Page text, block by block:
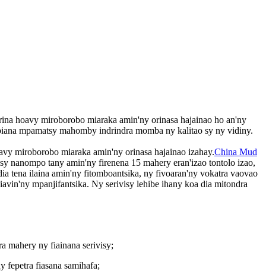
hoavy miroborobo miaraka amin'ny orinasa hajainao ho an'ny
mpamatsy mahomby indrindra momba ny kalitao sy ny vidiny.
miroborobo miaraka amin'ny orinasa hajainao izahay.China Mud
nanompo tany amin'ny firenena 15 mahery eran'izao tontolo izao,
tena ilaina amin'ny fitomboantsika, ny fivoaran'ny vokatra vaovao
mpanjifantsika. Ny serivisy lehibe ihany koa dia mitondra
mahery ny fiainana serivisy;
fepetra fiasana samihafa;